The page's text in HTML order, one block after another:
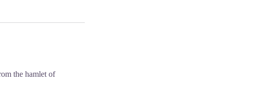
the hamlet of